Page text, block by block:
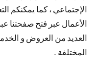
الإجتماعي ، كما يمكنكم
الأعمال عبر فتح صفحتنا
العديد من العروض و
المختلفة .